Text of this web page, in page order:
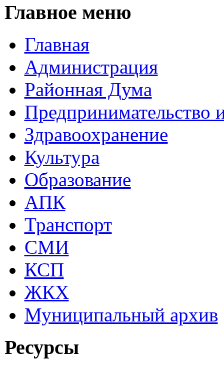
Главное меню
Главная
Администрация
Районная Дума
Предпринимательство
Здравоохранение
Культура
Образование
АПК
Транспорт
СМИ
КСП
ЖКХ
Муниципальный архив
Ресурсы